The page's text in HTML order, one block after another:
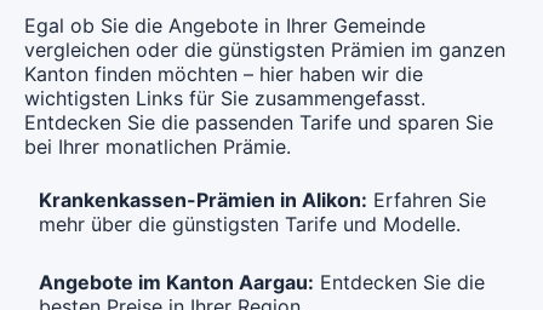
Mit Unfalldeckung: CHF 127.85
Egal ob Sie die Angebote in Ihrer Gemeinde
vergleichen oder die günstigsten Prämien im ganzen
Kanton finden möchten – hier haben wir die
wichtigsten Links für Sie zusammengefasst.
Entdecken Sie die passenden Tarife und sparen Sie
bei Ihrer monatlichen Prämie.
Krankenkassen-Prämien in Alikon: Erfahren Sie
mehr über die günstigsten Tarife und Modelle.
Angebote im Kanton Aargau: Entdecken Sie die